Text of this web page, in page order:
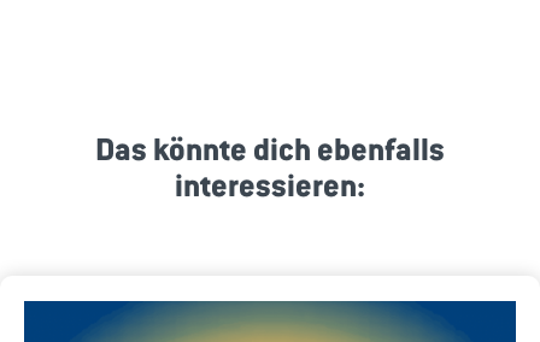
Das könnte dich ebenfalls
interessieren: